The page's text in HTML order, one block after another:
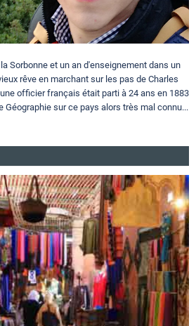
Sorbonne et un an d'enseignement dans un
rêve en marchant sur les pas de Charles
officier français était parti à 24 ans en 1883
Géographie sur ce pays alors très mal connu...